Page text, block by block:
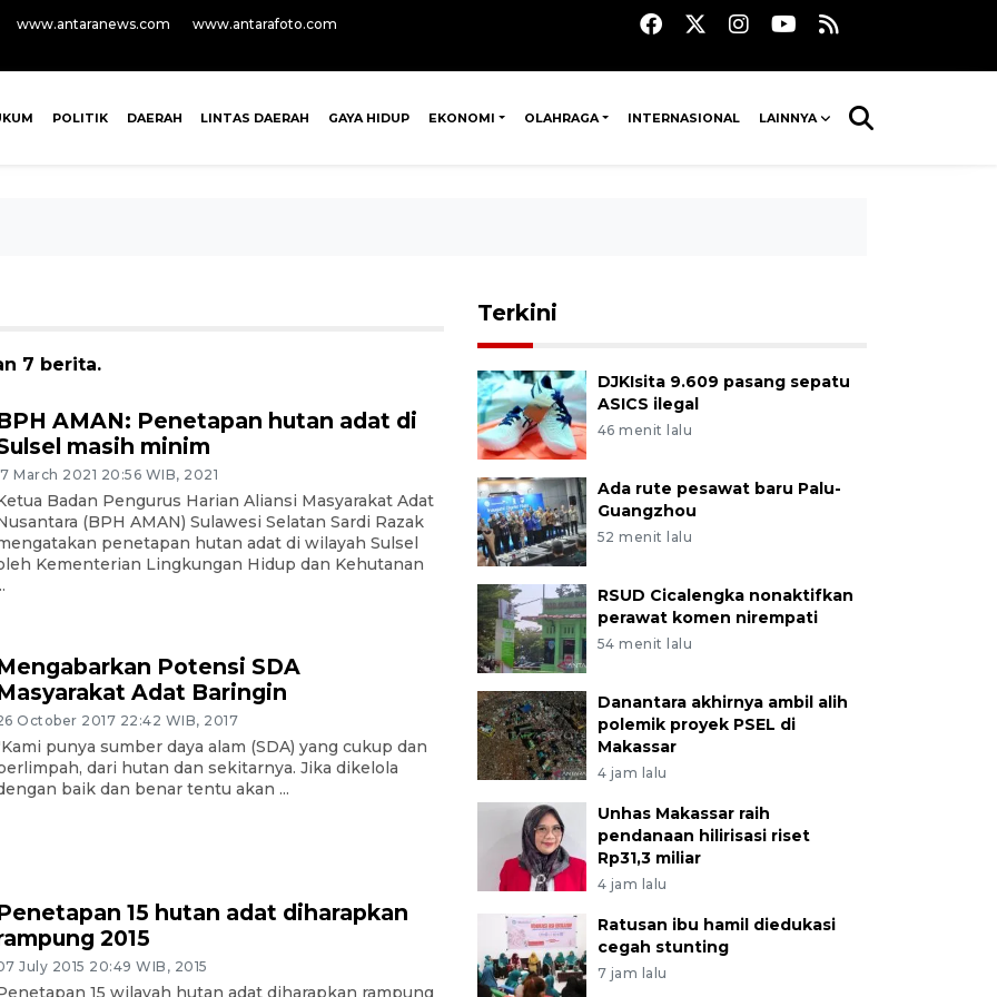
www.antaranews.com www.antarafoto.com
POLITIK DAERAH LINTAS DAERAH GAYA HIDUP EKONOMI OLAHRAGA INTERNASIONAL LAINNYA
7 berita.
AMAN: Penetapan hutan adat di
masih minim
March 2021 20:56 WIB, 2021
Badan Pengurus Harian Aliansi Masyarakat Adat
(BPH AMAN) Sulawesi Selatan Sardi Razak
penetapan hutan adat di wilayah Sulsel
Kementerian Lingkungan Hidup dan Kehutanan
Potensi SDA
Adat Baringin
October 2017 22:42 WIB, 2017
punya sumber daya alam (SDA) yang cukup dan
dari hutan dan sekitarnya. Jika dikelola
baik dan benar tentu akan ...
15 hutan adat diharapkan
2015
July 2015 20:49 WIB, 2015
15 wilayah hutan adat diharapkan rampung
Terkini
DJKIsita 9.609 pasang sepatu
ASICS ilegal
46 menit lalu
Ada rute pesawat baru Palu-
Guangzhou
52 menit lalu
RSUD Cicalengka nonaktifkan
perawat komen nirempati
54 menit lalu
Danantara akhirnya ambil alih
polemik proyek PSEL di
Makassar
4 jam lalu
Unhas Makassar raih
pendanaan hilirisasi riset
Rp31,3 miliar
4 jam lalu
Ratusan ibu hamil diedukasi
cegah stunting
7 jam lalu